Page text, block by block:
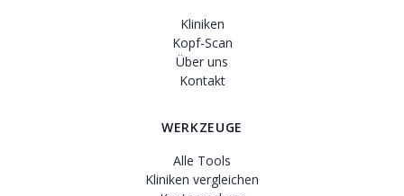
Kliniken
Kopf-Scan
Über uns
Kontakt
WERKZEUGE
Alle Tools
Kliniken vergleichen